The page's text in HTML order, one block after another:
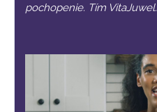
pochopenie. Tím VitaJuwel.